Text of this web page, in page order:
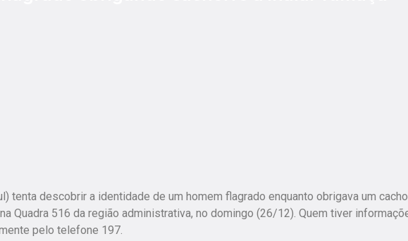
tenta descobrir a identidade de um homem flagrado enquanto obrigava um
Quadra 516 da região administrativa, no domingo (26/12). Quem tiver
pelo telefone 197.